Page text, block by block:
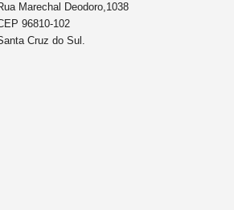
Marechal Deodoro,1038
96810-102
Cruz do Sul.